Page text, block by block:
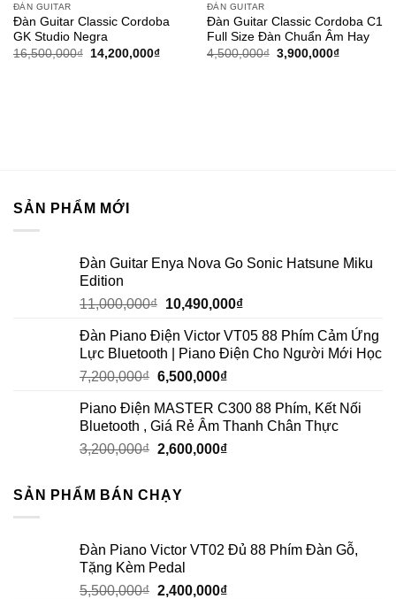
Add to
wishlist
ĐÀN GUITAR
Đàn Guitar Classic Cordoba
GK Studio Negra
16,500,000₫ 14,200,000₫
Add to
wishlist
ĐÀN GUITAR
Đàn Guitar Classic Cordoba C1
Full Size Đàn Chuẩn Âm Hay
4,500,000₫ 3,900,000₫
SẢN PHẨM MỚI
Đàn Guitar Enya Nova Go Sonic Hatsune Miku
Edition
11,000,000₫ 10,490,000₫
Đàn Piano Điện Victor VT05 88 Phím Cảm Ứng
Lực Bluetooth | Piano Điện Cho Người Mới Học
7,200,000₫ 6,500,000₫
Piano Điện MASTER C300 88 Phím, Kết Nối
Bluetooth , Giá Rẻ Âm Thanh Chân Thực
3,200,000₫ 2,600,000₫
SẢN PHẨM BÁN CHẠY
Đàn Piano Victor VT02 Đủ 88 Phím Đàn Gỗ,
Tặng Kèm Pedal
5,500,000₫ 2,400,000₫